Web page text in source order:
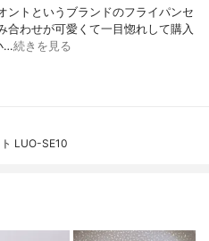
ントというブランドのフライパンセ
合わせが可愛くて一目惚れして購入
…続きを見る
LUO-SE10